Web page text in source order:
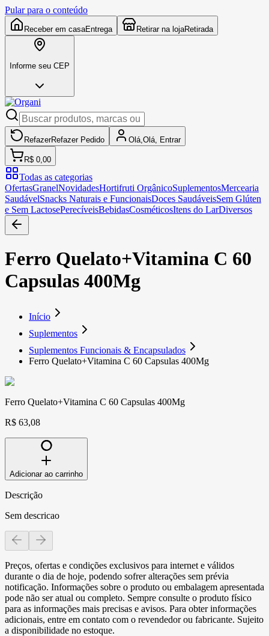
Pular para o conteúdo
Receber em casaEntrega Retirar na lojaRetirada
Informe seu CEP
RefazerRefazer Pedido Olá, Olá, Entrar
R$ 0,00
Todas as categorias
OfertasGranelNovidadesHortifruti OrgânicoSuplementosMercearia
SaudávelSnacks Naturais e FuncionaisDoces SaudáveisSem Glúten
e Sem LactosePerecíveisBebidasCosméticosItens do LarDiversos
Ferro Quelato+Vitamina C 60
Capsulas 400Mg
Início
Suplementos
Suplementos Funcionais & Encapsulados
Ferro Quelato+Vitamina C 60 Capsulas 400Mg
Ferro Quelato+Vitamina C 60 Capsulas 400Mg
R$ 63,08
Adicionar ao carrinho
Descrição
Sem descricao
Preços, ofertas e condições exclusivos para internet e válidos
durante o dia de hoje, podendo sofrer alterações sem prévia
notificação. Informações sobre o produto ou embalagem apresentada
pode não ser atual ou completo. Sempre consulte o produto físico
para as informações mais precisas e avisos. Para obter informações
adicionais, entre em contato com o revendedor ou fabricante. Sujeito
a disponibilidade no estoque.